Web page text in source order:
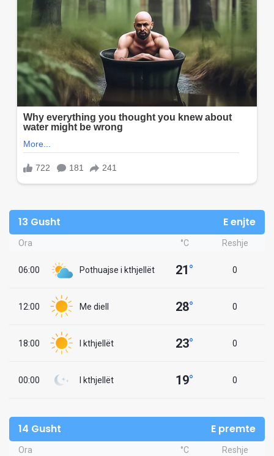
13 Gusht E enjte
Ora °C Reshje
06:00 Pothuajse i kthjellët 21° 0
12:00 Me diell 28° 0
18:00 I kthjellët 23° 0
00:00 I kthjellët 19° 0
14 Gusht E premte
Ora °C Reshje